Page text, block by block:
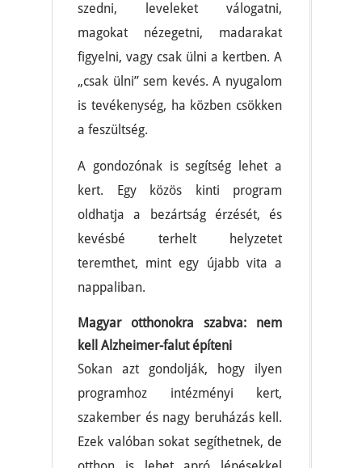
szedni, leveleket válogatni,
magokat nézegetni, madarakat
figyelni, vagy csak ülni a kertben. A
„csak ülni” sem kevés. A nyugalom
is tevékenység, ha közben csökken
a feszültség.
A gondozónak is segítség lehet a
kert. Egy közös kinti program
oldhatja a bezártság érzését, és
kevésbé terhelt helyzetet
teremthet, mint egy újabb vita a
nappaliban.
Magyar otthonokra szabva: nem
kell Alzheimer-falut építeni
Sokan azt gondolják, hogy ilyen
programhoz intézményi kert,
szakember és nagy beruházás kell.
Ezek valóban sokat segíthetnek, de